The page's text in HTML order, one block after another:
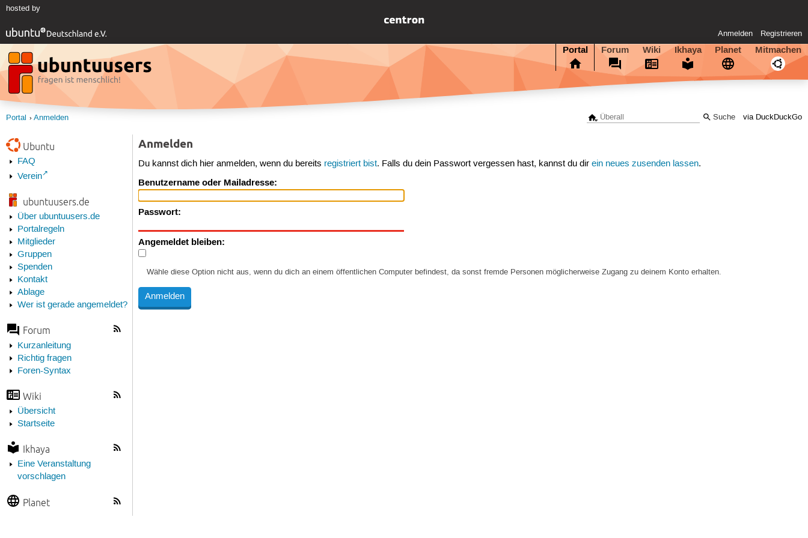
hosted by
Anmelden Registrieren
Portal Forum Wiki Ikhaya Planet Mitmachen
via DuckDuckGo
Portal Anmelden
Ubuntu
FAQ
Verein
ubuntuusers.de
Über ubuntuusers.de
Portalregeln
Mitglieder
Gruppen
Spenden
Kontakt
Ablage
Wer ist gerade angemeldet?
Forum
Kurzanleitung
Richtig fragen
Foren-Syntax
Wiki
Übersicht
Startseite
Ikhaya
Eine Veranstaltung
vorschlagen
Planet
Anmelden
Du kannst dich hier anmelden, wenn du bereits registriert bist. Falls du dein Passwort vergessen hast, kannst du direin neues zusenden lassen.
Benutzername oder Mailadresse:
Passwort:
Angemeldet bleiben:
Wähle diese Option nicht aus, wenn du dich an einem öffentlichen Computer befindest, da sonst fremde Personen möglicherweise Zugang zu deinem Konto erhalten.